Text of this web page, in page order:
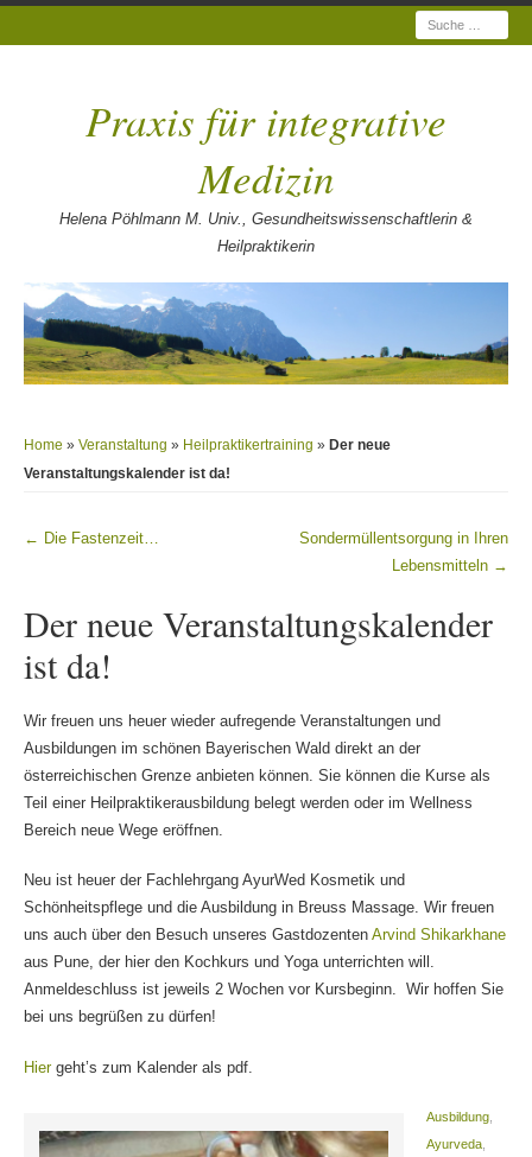
Suche
Praxis für integrative
Medizin
Helena Pöhlmann M. Univ., Gesundheitswissenschaftlerin &
Heilpraktikerin
Home » Veranstaltung » Heilpraktikertraining » Der neue
Veranstaltungskalender ist da!
← Die Fastenzeit…
Sondermüllentsorgung in Ihren
Lebensmitteln →
Der neue Veranstaltungskalender
ist da!
Wir freuen uns heuer wieder aufregende Veranstaltungen und
Ausbildungen im schönen Bayerischen Wald direkt an der
österreichischen Grenze anbieten können. Sie können die Kurse als
Teil einer Heilpraktikerausbildung belegt werden oder im Wellness
Bereich neue Wege eröffnen.
Neu ist heuer der Fachlehrgang AyurWed Kosmetik und
Schönheitspflege und die Ausbildung in Breuss Massage. Wir freuen
uns auch über den Besuch unseres Gastdozenten Arvind Shikarkhane
aus Pune, der hier den Kochkurs und Yoga unterrichten will.
Anmeldeschluss ist jeweils 2 Wochen vor Kursbeginn. Wir hoffen Sie
bei uns begrüßen zu dürfen!
Hiergeht’s zum Kalender als pdf.
Ausbildung,
Ayurveda,